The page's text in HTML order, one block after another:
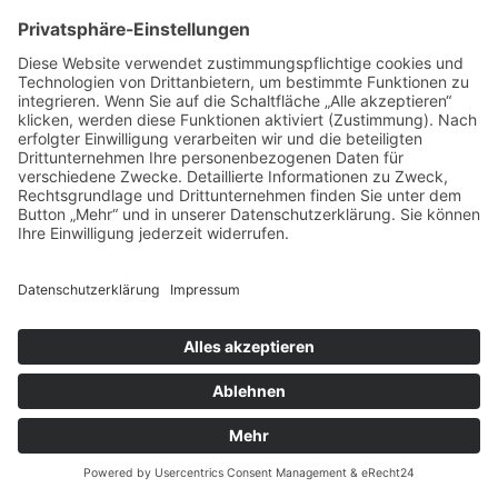
Hanauer Landstr. 497
+49 69 93995770
info@caroutlet24.de
Impressum
Datenschutz
© 2026 Alle Rechte vorbehalten